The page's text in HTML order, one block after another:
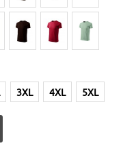
3XL 4XL 5XL